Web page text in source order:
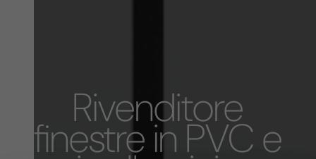
Rivenditore
finestre in PVC e